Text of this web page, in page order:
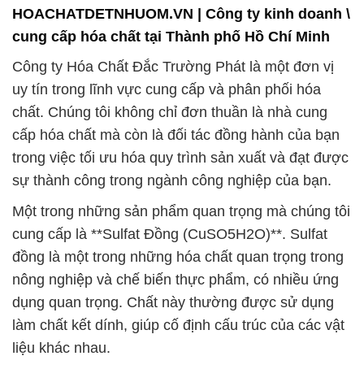
HOACHATDETNHUOM.VN | Công ty kinh doanh \
cung cấp hóa chất tại Thành phố Hồ Chí Minh
Công ty Hóa Chất Đắc Trường Phát là một đơn vị
uy tín trong lĩnh vực cung cấp và phân phối hóa
chất. Chúng tôi không chỉ đơn thuần là nhà cung
cấp hóa chất mà còn là đối tác đồng hành của bạn
trong việc tối ưu hóa quy trình sản xuất và đạt được
sự thành công trong ngành công nghiệp của bạn.
Một trong những sản phẩm quan trọng mà chúng tôi
cung cấp là **Sulfat Đồng (CuSO5H2O)**. Sulfat
đồng là một trong những hóa chất quan trọng trong
nông nghiệp và chế biến thực phẩm, có nhiều ứng
dụng quan trọng. Chất này thường được sử dụng
làm chất kết dính, giúp cố định cấu trúc của các vật
liệu khác nhau.